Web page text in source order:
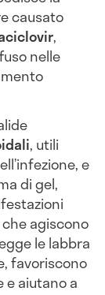
causato
,
nelle
, utili
e
di gel,
agiscono
le labbra
favoriscono
e aiutano a